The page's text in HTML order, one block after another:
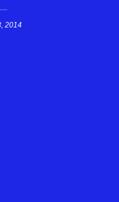
, 2014